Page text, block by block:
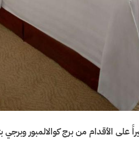
كوالالمبور في قلب المدينة، على بعد 5 دقائق سيراً على الأقدام